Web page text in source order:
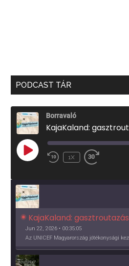
PODCAST TÁR
Borravaló
KajaKaland:
PLAY
EPISODE
1X
KajaKaland:
Jun 22, 2026 • 00:35:05